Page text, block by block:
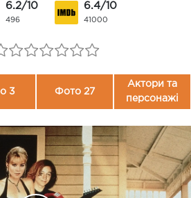
6.2/10
496
6.4/10
41000
3 Фото 27
Актори та
персонажі